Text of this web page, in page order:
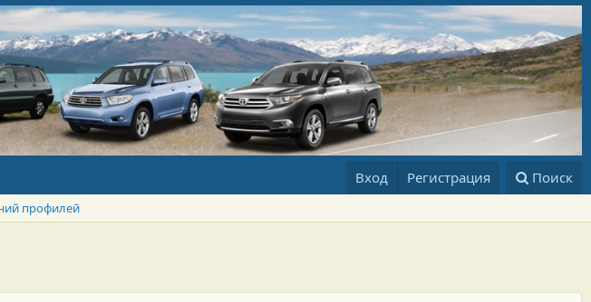
Вход Регистрация Поиск
профилей